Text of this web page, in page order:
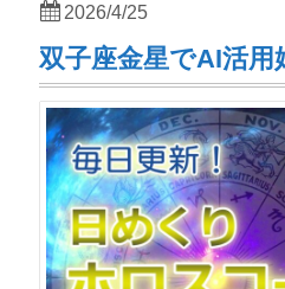
双子座金星でAI活用
2026/4/25